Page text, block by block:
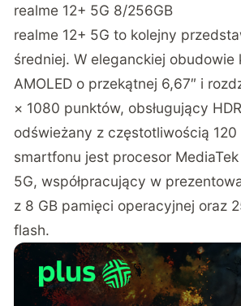
realme 12+ 5G 8/256GB
realme 12+ 5G to kolejny
średniej. W eleganckiej obudowie
AMOLED o przekątnej 6,67″ i
× 1080 punktów, obsługujący
odświeżany z częstotliwością 120
smartfonu jest procesor
5G, współpracujący w
z 8 GB pamięci operacyjnej oraz
flash.